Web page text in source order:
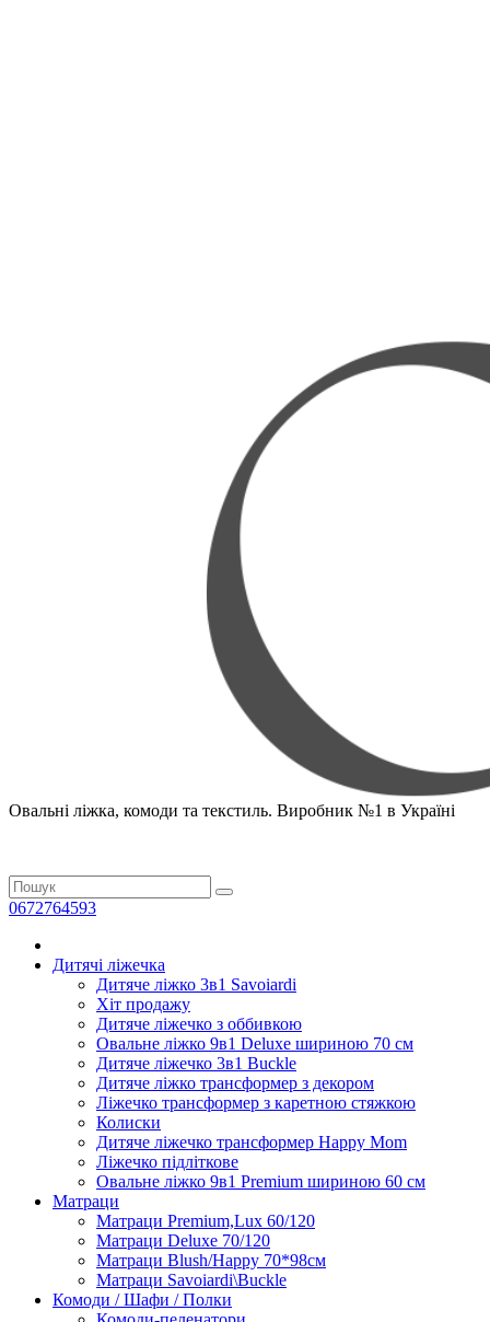
Овальні ліжка, комоди та текстиль. Виробник №1 в Україні
0672764593
Дитячі ліжечка
Дитяче ліжко 3в1 Savoiardi
Хіт продажу
Дитяче ліжечко з оббивкою
Овальне ліжко 9в1 Deluxe шириною 70 см
Дитяче ліжечко 3в1 Buckle
Дитяче ліжко трансформер з декором
Ліжечко трансформер з каретною стяжкою
Колиски
Дитяче ліжечко трансформер Happy Mom
Ліжечко підліткове
Овальне ліжко 9в1 Premium шириною 60 см
Матраци
Матраци Premium,Lux 60/120
Матраци Deluxe 70/120
Матраци Blush/Happy 70*98см
Матраци Savoiardi\Buckle
Комоди / Шафи / Полки